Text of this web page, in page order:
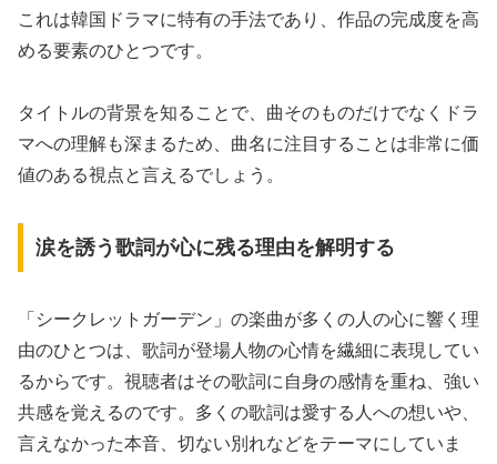
これは韓国ドラマに特有の手法であり、作品の完成度を高
める要素のひとつです。
タイトルの背景を知ることで、曲そのものだけでなくドラ
マへの理解も深まるため、曲名に注目することは非常に価
値のある視点と言えるでしょう。
涙を誘う歌詞が心に残る理由を解明する
「シークレットガーデン」の楽曲が多くの人の心に響く理
由のひとつは、歌詞が登場人物の心情を繊細に表現してい
るからです。視聴者はその歌詞に自身の感情を重ね、強い
共感を覚えるのです。多くの歌詞は愛する人への想いや、
言えなかった本音、切ない別れなどをテーマにしていま